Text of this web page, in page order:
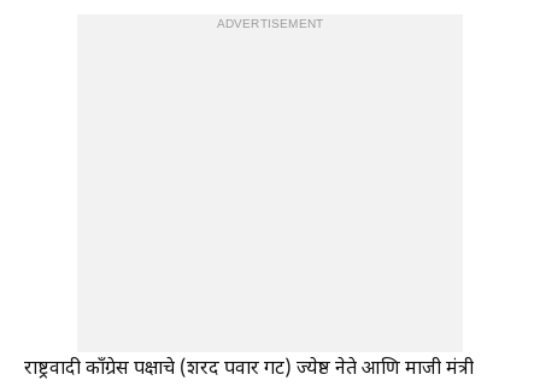
ADVERTISEMENT
राष्ट्रवादी काँग्रेस पक्षाचे (शरद पवार गट) ज्येष्ठ नेते आणि माजी मंत्री